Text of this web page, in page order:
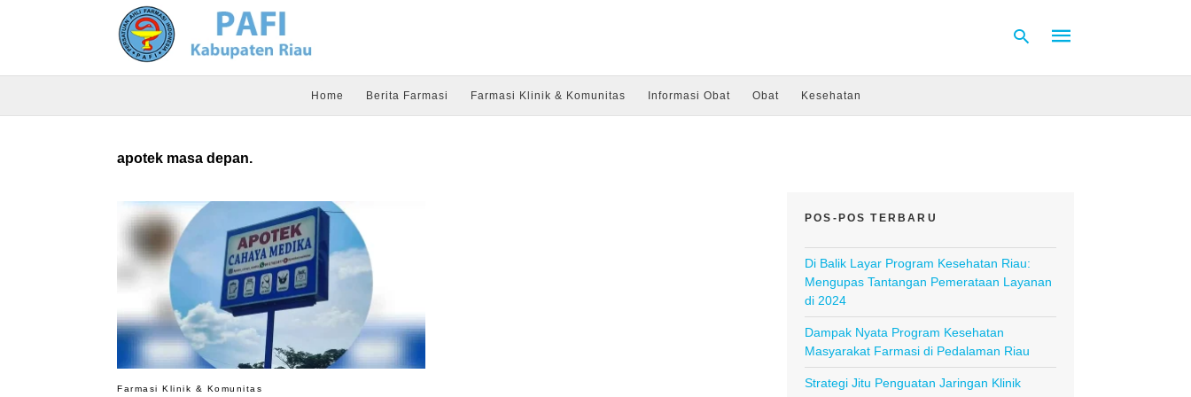
Home Berita Farmasi Farmasi Klinik & Komunitas Informasi Obat Obat Kesehatan
apotek masa depan.
Farmasi Klinik & Komunitas
POS-POS TERBARU
Di Balik Layar Program Kesehatan Riau:
Mengupas Tantangan Pemerataan Layanan
di 2024
Dampak Nyata Program Kesehatan
Masyarakat Farmasi di Pedalaman Riau
Strategi Jitu Penguatan Jaringan Klinik